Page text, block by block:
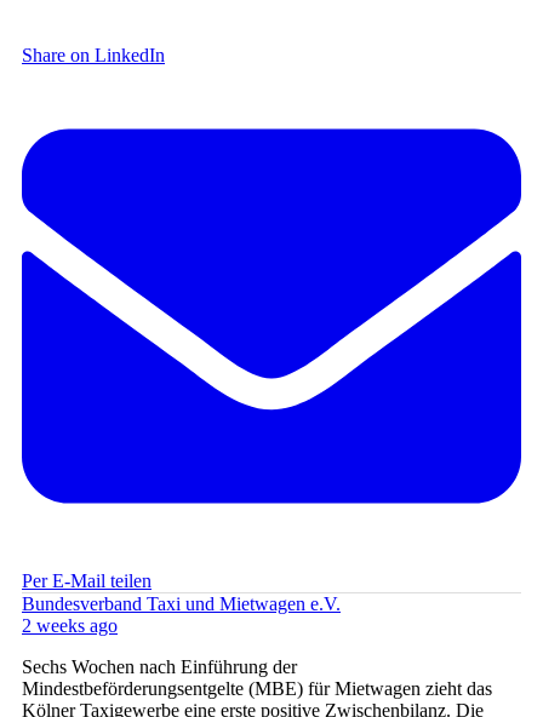
Share on LinkedIn
Per E-Mail teilen
Bundesverband Taxi und Mietwagen e.V.
2 weeks ago
Sechs Wochen nach Einführung der
Mindestbeförderungsentgelte (MBE) für Mietwagen zieht das
Kölner Taxigewerbe eine erste positive Zwischenbilanz. Die